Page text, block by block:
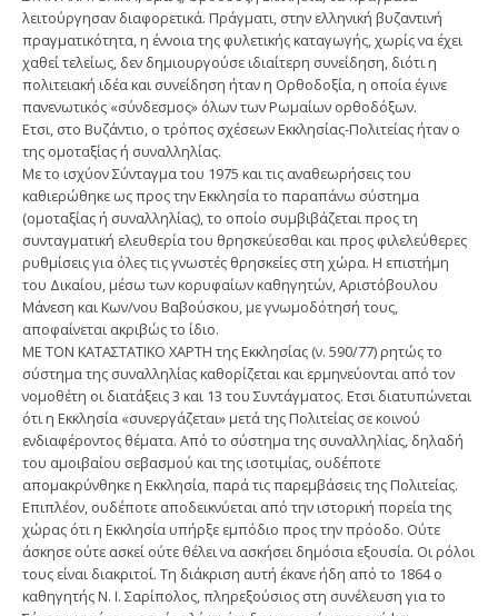
λειτούργησαν διαφορετικά. Πράγματι, στην ελληνική βυζαντινή
πραγματικότητα, η έννοια της φυλετικής καταγωγής, χωρίς να έχει
χαθεί τελείως, δεν δημιουργούσε ιδιαίτερη συνείδηση, διότι η
πολιτειακή ιδέα και συνείδηση ήταν η Ορθοδοξία, η οποία έγινε
πανενωτικός «σύνδεσμος» όλων των Ρωμαίων ορθοδόξων.
Ετσι, στο Βυζάντιο, ο τρόπος σχέσεων Εκκλησίας-Πολιτείας ήταν ο
της ομοταξίας ή συναλληλίας.
Με το ισχύον Σύνταγμα του 1975 και τις αναθεωρήσεις του
καθιερώθηκε ως προς την Εκκλησία το παραπάνω σύστημα
(ομοταξίας ή συναλληλίας), το οποίο συμβιβάζεται προς τη
συνταγματική ελευθερία του θρησκεύεσθαι και προς φιλελεύθερες
ρυθμίσεις για όλες τις γνωστές θρησκείες στη χώρα. Η επιστήμη
του Δικαίου, μέσω των κορυφαίων καθηγητών, Αρι­στόβουλου
Μάνεση και Κων/νου Βαβούσκου, με γνωμοδότησή τους,
αποφαίνεται ακριβώς το ίδιο.
ΜΕ ΤΟΝ ΚΑΤΑΣΤΑΤΙΚΟ ΧΑΡΤΗ της Εκκλησίας (ν. 590/77) ρητώς το
σύστημα της συναλληλίας καθορίζεται και ερμηνεύονται από τον
νομοθέτη οι διατάξεις 3 και 13 του Συντάγματος. Ετσι διατυπώνεται
ότι η Εκκλησία «συνεργάζεται» μετά της Πολιτείας σε κοινού
ενδιαφέροντος θέματα. Από το σύστημα της συναλληλίας, δη­λαδή
του αμοιβαίου σεβασμού και της ισοτιμίας, ουδέποτε
απομακρύνθηκε η Εκκλησία, παρά τις παρεμβάσεις της Πολιτείας.
Επιπλέον, ουδέποτε αποδεικνύεται από την ιστορική πορεία της
χώρας ότι η Εκκλησία υπήρξε εμπόδιο προς την πρόοδο. Ούτε
άσκησε ούτε ασκεί ούτε θέλει να ασκήσει δημόσια εξου­σία. Οι ρόλοι
τους είναι διακριτοί. Τη διάκριση αυτή έκανε ήδη από το 1864 ο
καθηγητής Ν. I. Σαρίπολος, πληρεξούσιος στη συνέλευση για το